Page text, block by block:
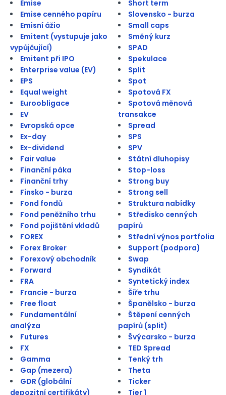
Emise
Emise cenného papíru
Emisní ážio
Emitent (vystupuje jako
vypůjčující)
Emitent při IPO
Enterprise value (EV)
EPS
Equal weight
Euroobligace
EV
Evropská opce
Ex-day
Ex-dividend
Fair value
Finanční páka
Finanční trhy
Finsko - burza
Fond fondů
Fond peněžního trhu
Fond pojištění vkladů
FOREX
Forex Broker
Forexový obchodník
Forward
FRA
Francie - burza
Free float
Fundamentální
analýza
Futures
FX
Gamma
Gap (mezera)
GDR (globální
depozitní certifikáty)
Short term
Slovensko - burza
Small caps
Směný kurz
SPAD
Spekulace
Split
Spot
Spotová FX
Spotová měnová
transakce
Spread
SPS
SPV
Státní dluhopisy
Stop-loss
Strong buy
Strong sell
Struktura nabídky
Středisko cenných
papírů
Střední výnos portfolia
Support (podpora)
Swap
Syndikát
Syntetický index
Šíře trhu
Španělsko - burza
Štěpení cenných
papírů (split)
Švýcarsko - burza
TED Spread
Tenký trh
Theta
Ticker
Tier 1